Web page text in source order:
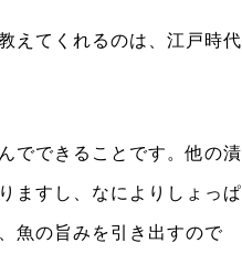
えてくれるのは、江戸時代
でできることです。他の漬
ますし、なによりしょっぱ
魚の旨みを引き出すので